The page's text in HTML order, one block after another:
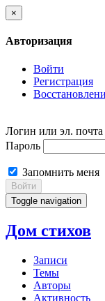
×
Авторизация
Войти
Регистрация
Логин или эл. почта
Пароль
Запомнить меня
Войти
Toggle navigation
Дом стихов
Записи
Темы
Авторы
Активность